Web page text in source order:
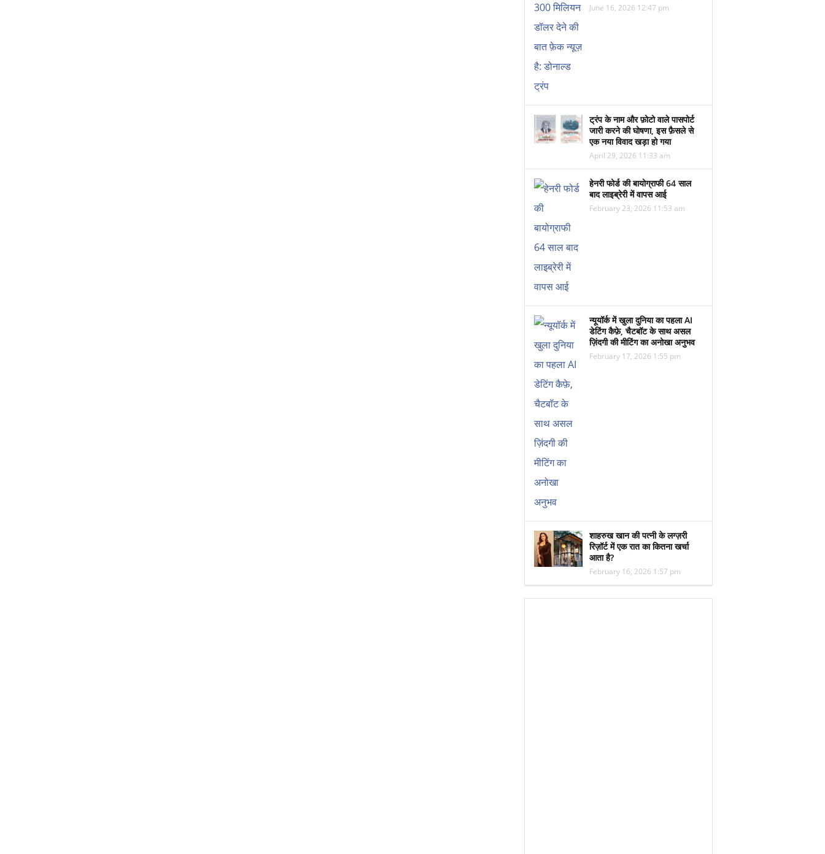
June 16, 2026 12:47 pm
ट्रंप के नाम और फ़ोटो वाले पासपोर्ट
जारी करने की घोषणा, इस फ़ैसले से
एक नया विवाद खड़ा हो गया
April 29, 2026 11:33 am
हेनरी फोर्ड की बायोग्राफी 64 साल
बाद लाइब्रेरी में वापस आई
February 23, 2026 11:53 am
न्यूयॉर्क में खुला दुनिया का पहला AI
डेटिंग कैफ़े, चैटबॉट के साथ असल
ज़िंदगी की मीटिंग का अनोखा अनुभव
February 17, 2026 1:55 pm
शाहरुख खान की पत्नी के लग्ज़री
रिज़ॉर्ट में एक रात का कितना खर्चा
आता है?
February 16, 2026 1:57 pm